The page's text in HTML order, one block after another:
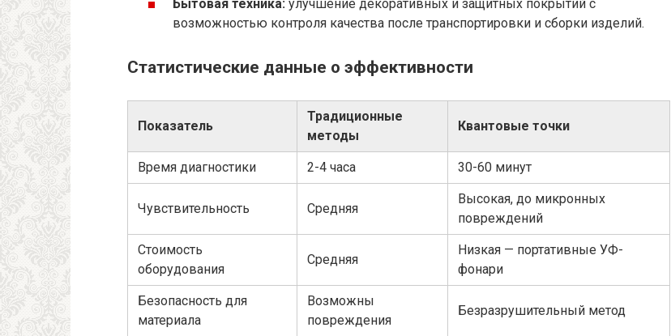
Бытовая техника: улучшение декоративных и защитных покрытий с
возможностью контроля качества после транспортировки и сборки изделий.
Статистические данные о эффективности
Показатель
Традиционные
методы
Квантовые точки
Время диагностики 2-4 часа 30-60 минут
Чувствительность Средняя
Высокая, до микронных
повреждений
Стоимость
оборудования
Средняя
Низкая — портативные УФ-
фонари
Безопасность для
материала
Возможны
повреждения
Безразрушительный метод